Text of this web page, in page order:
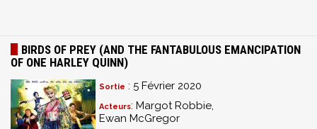
BIRDS OF PREY (AND THE FANTABULOUS EMANCIPATION
OF ONE HARLEY QUINN)
Sortie : 5 Février 2020
Acteurs: Margot Robbie,
Ewan McGregor